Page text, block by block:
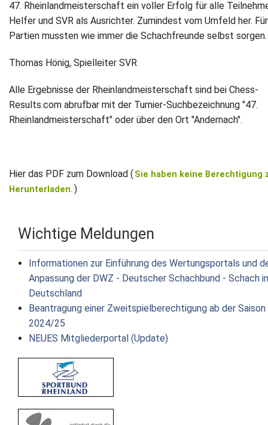
47. Rheinlandmeisterschaft ein voller Erfolg für alle
Helfer und SVR als Ausrichter. Zumindest vom Umfeld her.
Partien mussten wie immer die Schachfreunde selbst
Thomas Hönig, Spielleiter SVR
Alle Ergebnisse der Rheinlandmeisterschaft sind bei Chess-
Results.com abrufbar mit der Turnier-Suchbezeichnung "47.
Rheinlandmeisterschaft" oder über den Ort "Andernach".
Hier das PDF zum Download (Sie haben keine Berechtigung
Herunterladen.)
Wichtige Meldungen
Informationen zur Einführung des Wertungsportals und
Anpassung der DWZ - Deutscher Schachbund - Schach in
Deutschland
Beantragung einer Zweitspielberechtigung ab der Saison
2024/25
NEUES Mitgliederportal (Update)